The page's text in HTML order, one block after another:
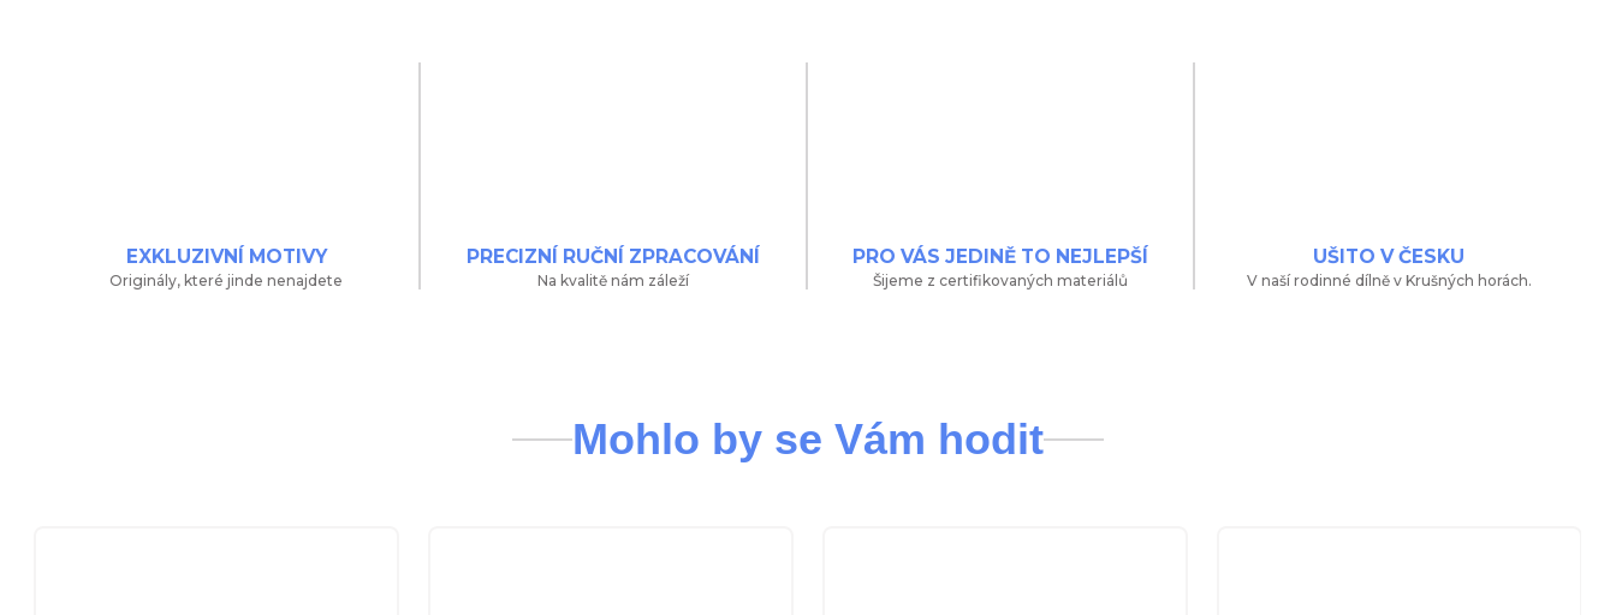
EXKLUZIVNÍ MOTIVY
Originály, které jinde nenajdete
PRECIZNÍ RUČNÍ ZPRACOVÁNÍ
Na kvalitě nám záleží
PRO VÁS JEDINĚ TO NEJLEPŠÍ
Šijeme z certifikovaných materiálů
UŠITO V ČESKU
V naší rodinné dílně v Krušných horách.
Mohlo by se Vám hodit